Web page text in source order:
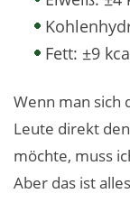
Fett: ±9
Wenn man sich
Leute direkt
möchte, muss
Aber das ist